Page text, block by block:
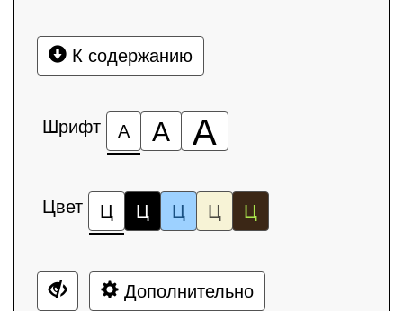
К содержанию
Шрифт А А А
Цвет Ц Ц Ц Ц Ц
Дополнительно